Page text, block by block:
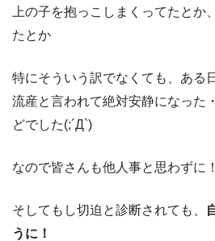
上の子を抱っこしまくってたとか
たとか
特にそういう訳でなくても、ある
流産と言われて絶対安静になった
どでした(;´Д`)
なので皆さんも他人事と思わずに！
そしてもし切迫と診断されても、
うに！